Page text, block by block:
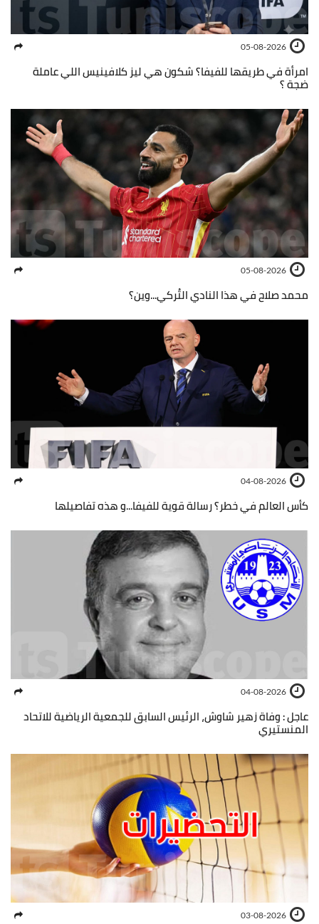
05-08-2026
امرأة في طريقها للفيفا؟ شكون هي ليز كلافينيس اللي عاملة
ضجة ؟
05-08-2026
محمد صلاح في هذا النادي التُركي...وين؟
04-08-2026
كأس العالم في خطر؟ رسالة قوية للفيفا...و هذه تفاصيلها
04-08-2026
عاجل : وفاة زهير شاوش، الرئيس السابق للجمعية الرياضية للاتحاد
المنستيري
03-08-2026